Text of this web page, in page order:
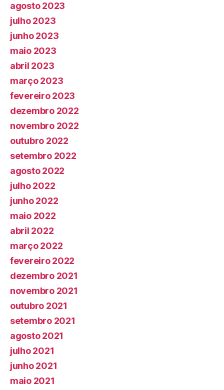
agosto 2023
julho 2023
junho 2023
maio 2023
abril 2023
março 2023
fevereiro 2023
dezembro 2022
novembro 2022
outubro 2022
setembro 2022
agosto 2022
julho 2022
junho 2022
maio 2022
abril 2022
março 2022
fevereiro 2022
dezembro 2021
novembro 2021
outubro 2021
setembro 2021
agosto 2021
julho 2021
junho 2021
maio 2021